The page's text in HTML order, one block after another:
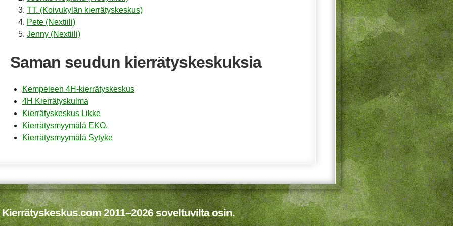
TT. (Koivukylän kierrätyskeskus)
Pete (Nextiili)
Jenny (Nextiili)
Saman seudun kierrätyskeskuksia
Kempeleen 4H-kierrätyskeskus
4H Kierrätyskulma
Kierrätyskeskus Likke
Kierrätysmyymälä EKO.
Kierrätysmyymälä Sytyke
2011–2026 soveltuvilta osin.